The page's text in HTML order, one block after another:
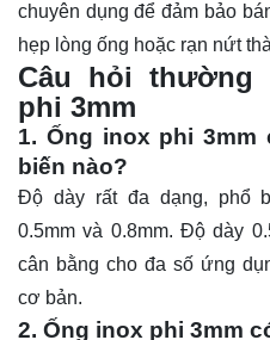
chuyên dụng để đảm bảo
hẹp lòng ống hoặc rạn nứt
Câu hỏi thường
phi 3mm
1. Ống inox phi
biến nào?
Độ dày rất đa dạng, phổ
0.5mm và 0.8mm. Độ dày
cân bằng cho đa số ứng
cơ bản.
2. Ống inox phi 3mm